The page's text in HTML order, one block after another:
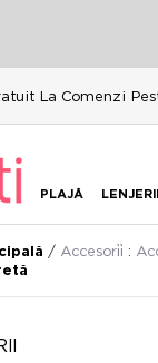
La Comenzi
PLAJĂ
/ Accesori̇i̇ :